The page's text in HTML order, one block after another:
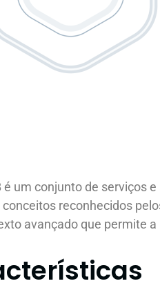
é um conjunto de
reconhecidos
avançado que permite